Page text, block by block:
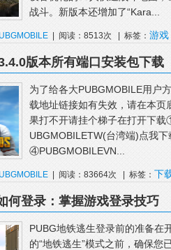
战斗。新版本还增加了“Kara...
| 阅读：8513次 | 标签： 游戏
版本所有端口安装包下载
为了给各大PUBGMOBILE用户
载地址链接如有失效，请在本
果打不开请挂个梯子在打开下
UBGMOBILETW(台湾端)点我
④PUBGMOBILEVN...
| 阅读：83664次 | 标签： 下
何登录：掌握游戏登录技巧
PUBG地铁逃生登录前的准备在
的“地铁逃生”模式之前，确保您